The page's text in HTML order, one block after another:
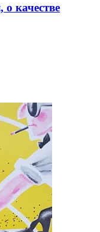
качестве